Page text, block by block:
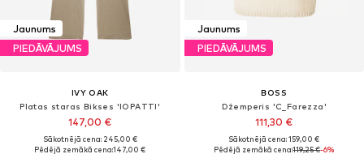
Jaunums
PIEDĀVĀJUMS
IVY OAK
Platas staras Bikses 'IOPATTI'
147,00 €
Sākotnējā cena: 245,00 €
Pēdējā zemākā cena:147,00 €
Jaunums
PIEDĀVĀJUMS
BOSS
Džemperis 'C_Farezza'
111,30 €
Sākotnējā cena: 159,00 €
Pēdējā zemākā cena:119,25 €-6%